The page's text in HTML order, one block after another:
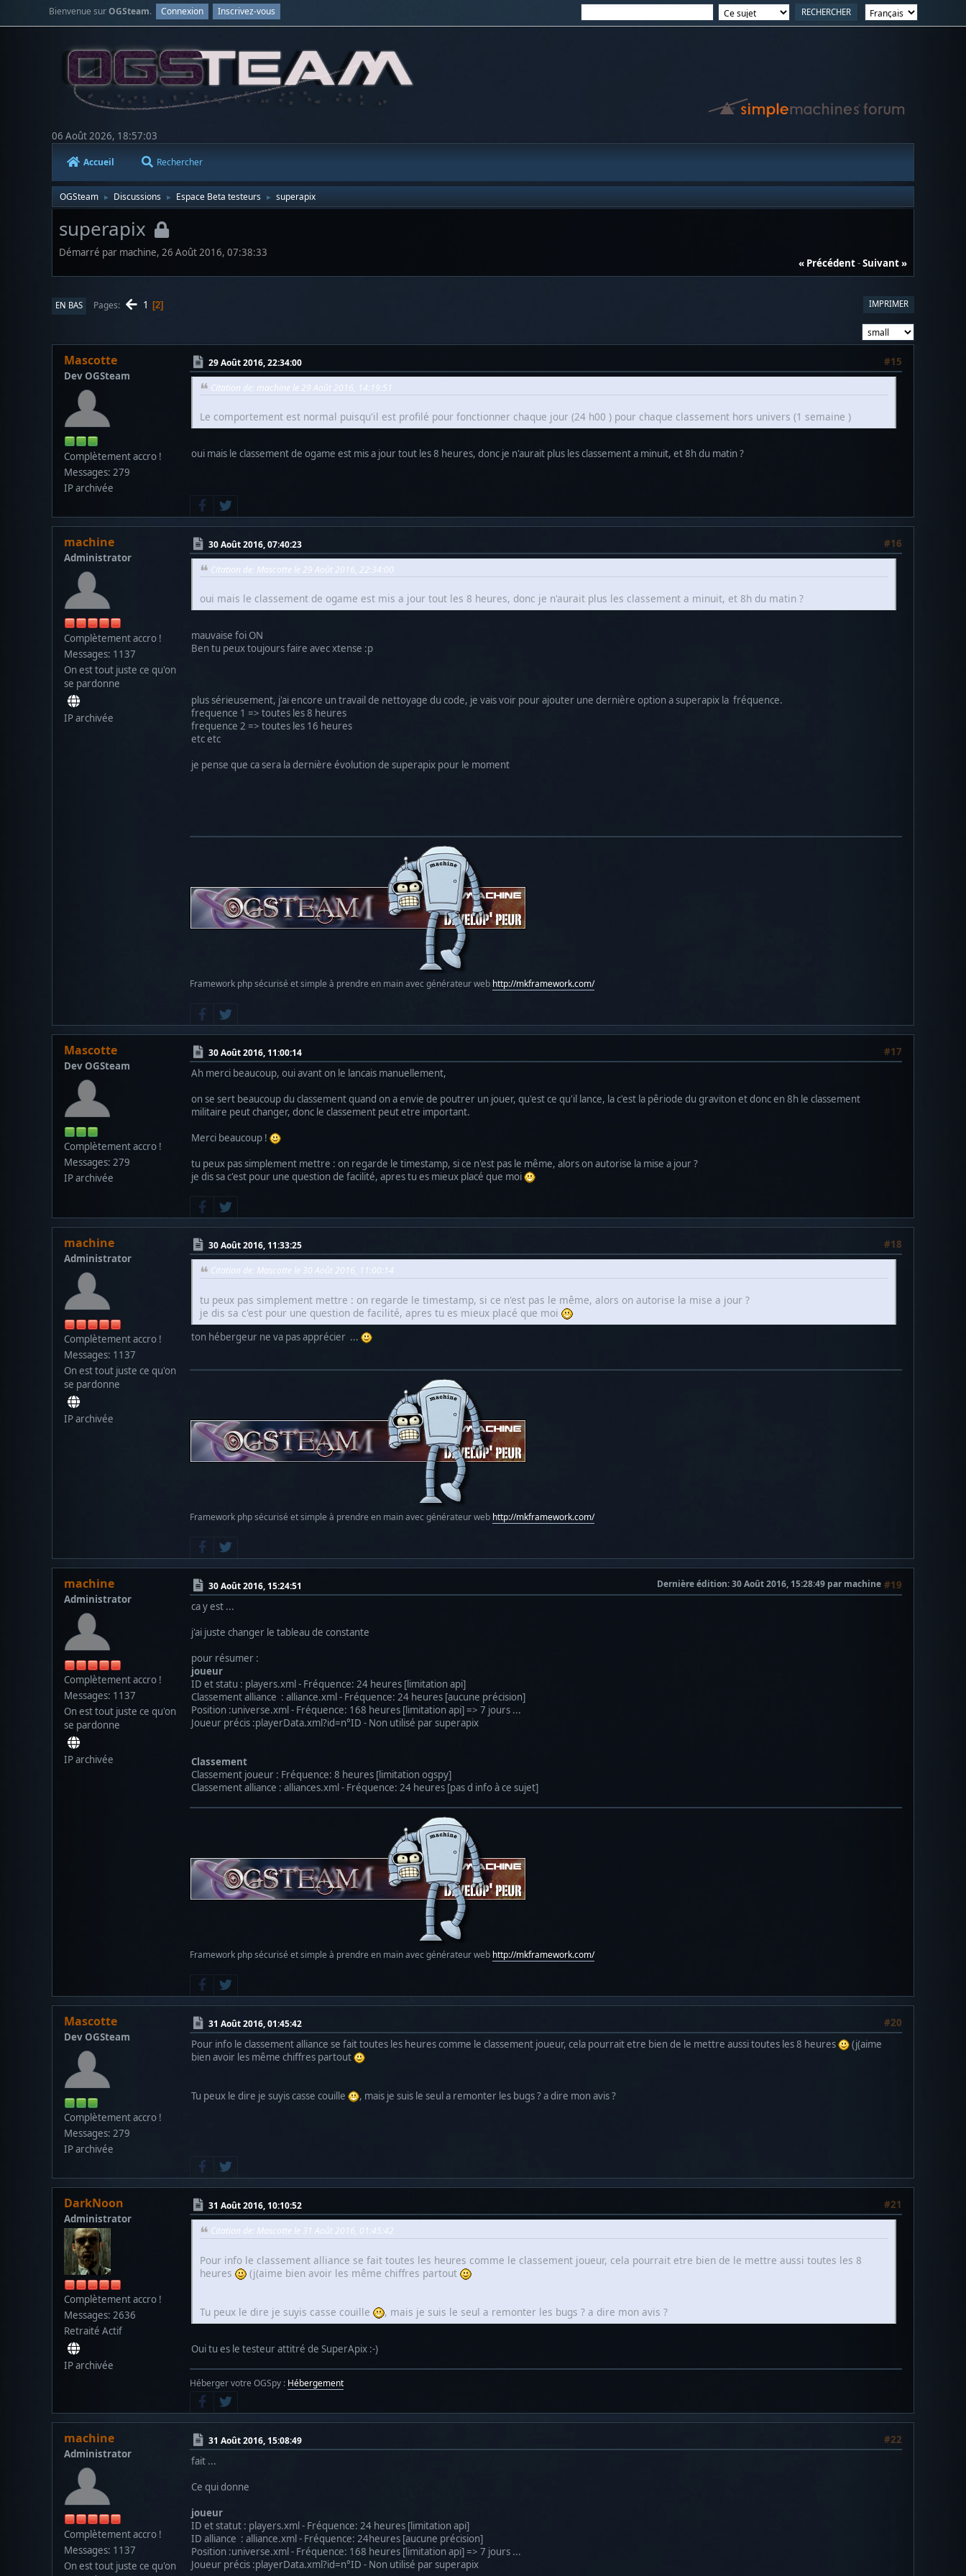
Bienvenue surOGSteam. Connexion Inscrivez-vous
06 Août 2026, 18:57:03
Accueil Rechercher
OGSteam ► Discussions ► Espace Beta testeurs ► superapix
superapix
Démarré par machine, 26 Août 2016, 07:38:33
« Précédent-Suivant »
IMPRIMER
EN BAS Pages 1 2
Mascotte
Dev OGSteam
Complètement accro !
Messages: 279
IP archivée
29 Août 2016, 22:34:00 #15
Citation de: machine le 29 Août 2016, 14:19:51
Le comportement est normal puisqu'il est profilé pour fonctionner chaque jour (24 h00 ) pour chaque classement hors univers (1 semaine )
oui mais le classement de ogame est mis a jour tout les 8 heures, donc je n'aurait plus les classement a minuit, et 8h du matin ?
machine
Administrator
Complètement accro !
Messages: 1137
On est tout juste ce qu'on
se pardonne
IP archivée
30 Août 2016, 07:40:23 #16
Citation de: Mascotte le 29 Août 2016, 22:34:00
oui mais le classement de ogame est mis a jour tout les 8 heures, donc je n'aurait plus les classement a minuit, et 8h du matin ?
mauvaise foi ON
Ben tu peux toujours faire avec xtense :p
plus sérieusement, j'ai encore un travail de nettoyage du code, je vais voir pour ajouter une dernière option a superapix la fréquence.
frequence 1 => toutes les 8 heures
frequence 2 => toutes les 16 heures
etc etc
je pense que ca sera la dernière évolution de superapix pour le moment
Framework php sécurisé et simple à prendre en main avec générateur web http://mkframework.com/
Mascotte
Dev OGSteam
Complètement accro !
Messages: 279
IP archivée
30 Août 2016, 11:00:14
#17
Ah merci beaucoup, oui avant on le lancais manuellement,
on se sert beaucoup du classement quand on a envie de poutrer un jouer, qu'est ce qu'il lance, la c'est la pêriode du graviton et donc en 8h le classement
militaire peut changer, donc le classement peut etre important.
Merci beaucoup !
tu peux pas simplement mettre : on regarde le timestamp, si ce n'est pas le même, alors on autorise la mise a jour ?
je dis sa c'est pour une question de facilité, apres tu es mieux placé que moi
machine
Administrator
Complètement accro !
Messages: 1137
On est tout juste ce qu'on
se pardonne
IP archivée
30 Août 2016, 11:33:25 #18
Citation de: Mascotte le 30 Août 2016, 11:00:14
tu peux pas simplement mettre : on regarde le timestamp, si ce n'est pas le même, alors on autorise la mise a jour ?
je dis sa c'est pour une question de facilité, apres tu es mieux placé que moi
ton hébergeur ne va pas apprécier ...
Framework php sécurisé et simple à prendre en main avec générateur web http://mkframework.com/
machine
Administrator
Complètement accro !
Messages: 1137
On est tout juste ce qu'on
se pardonne
IP archivée
30 Août 2016, 15:24:51 #19
Dernière édition: 30 Août 2016, 15:28:49 par machine
ca y est ...
j'ai juste changer le tableau de constante
pour résumer :
joueur
ID et statu : players.xml - Fréquence: 24 heures [limitation api]
Classement alliance : alliance.xml - Fréquence: 24 heures [aucune précision]
Position :universe.xml - Fréquence: 168 heures [limitation api] => 7 jours ...
Joueur précis :playerData.xml?id=n°ID - Non utilisé par superapix
Classement
Classement joueur : Fréquence: 8 heures [limitation ogspy]
Classement alliance : alliances.xml - Fréquence: 24 heures [pas d info à ce sujet]
Framework php sécurisé et simple à prendre en main avec générateur web http://mkframework.com/
Mascotte
Dev OGSteam
Complètement accro !
Messages: 279
IP archivée
31 Août 2016, 01:45:42
#20
Pour info le classement alliance se fait toutes les heures comme le classement joueur, cela pourrait etre bien de le mettre aussi toutes les 8 heures
(j(aime
bien avoir les même chiffres partout
Tu peux le dire je suyis casse couille , mais je suis le seul a remonter les bugs ? a dire mon avis ?
DarkNoon
Administrator
Complètement accro !
Messages: 2636
Retraité Actif
IP archivée
31 Août 2016, 10:10:52 #21
Citation de: Mascotte le 31 Août 2016, 01:45:42
Pour info le classement alliance se fait toutes les heures comme le classement joueur, cela pourrait etre bien de le mettre aussi toutes les 8
heures
(j(aime bien avoir les même chiffres partout
Tu peux le dire je suyis casse couille , mais je suis le seul a remonter les bugs ? a dire mon avis ?
Oui tu es le testeur attitré de SuperApix :-)
Héberger votre OGSpy : Hébergement
machine
Administrator
Complètement accro !
Messages: 1137
On est tout juste ce qu'on
31 Août 2016, 15:08:49
#22
fait ...
Ce qui donne
joueur
ID et statut : players.xml - Fréquence: 24 heures [limitation api]
ID alliance : alliance.xml - Fréquence: 24heures [aucune précision]
Position :universe.xml - Fréquence: 168 heures [limitation api] => 7 jours ...
Joueur précis :playerData.xml?id=n°ID - Non utilisé par superapix